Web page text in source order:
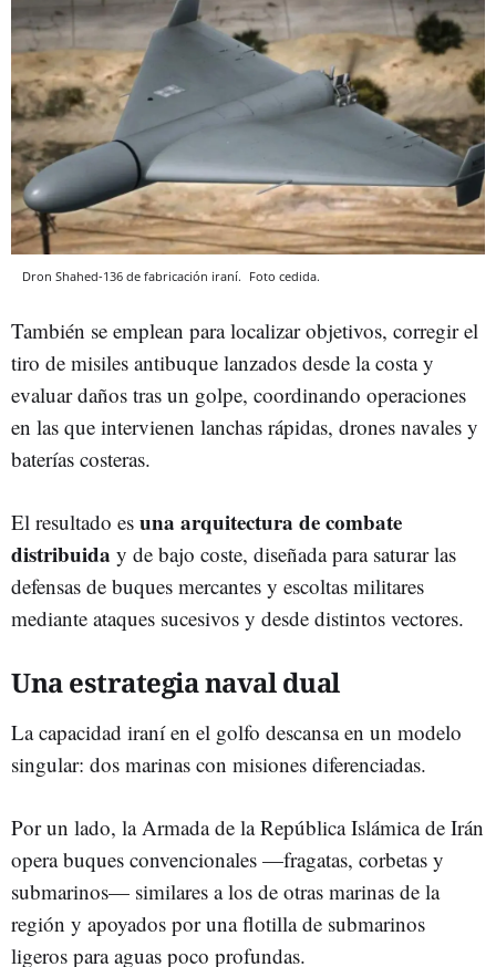
Dron Shahed-136 de fabricación iraní. Foto cedida.
También se emplean para localizar objetivos, corregir el
tiro de misiles antibuque lanzados desde la costa y
evaluar daños tras un golpe, coordinando operaciones
en las que intervienen lanchas rápidas, drones navales y
baterías costeras.
El resultado es una arquitectura de combate
distribuida y de bajo coste, diseñada para saturar las
defensas de buques mercantes y escoltas militares
mediante ataques sucesivos y desde distintos vectores.
Una estrategia naval dual
La capacidad iraní en el golfo descansa en un modelo
singular: dos marinas con misiones diferenciadas.
Por un lado, la Armada de la República Islámica de Irán
opera buques convencionales —fragatas, corbetas y
submarinos— similares a los de otras marinas de la
región y apoyados por una flotilla de submarinos
ligeros para aguas poco profundas.